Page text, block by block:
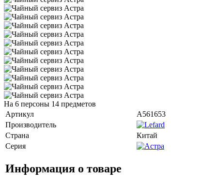
На 6 персоны 14 предметов
Артикул
A561653
Производитель
Страна
Китай
Серия
Информация о товаре